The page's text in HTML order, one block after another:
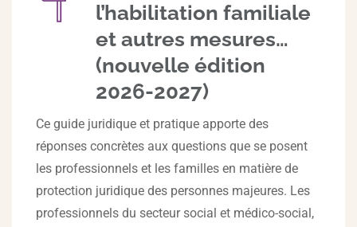
l’habilitation familiale
et autres mesures…
(nouvelle édition
2026-2027)
Ce guide juridique et pratique apporte des
réponses concrètes aux questions que se posent
les professionnels et les familles en matière de
protection juridique des personnes majeures. Les
professionnels du secteur social et médico-social,